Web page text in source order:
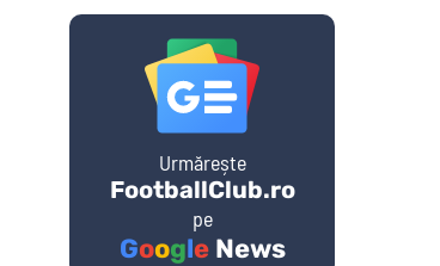
Golgheteri Premier League
Urmărește
FootballClub.ro
pe
GoogleNews